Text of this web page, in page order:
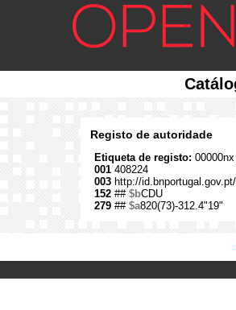
Registo de autoridade
Etiqueta de registo:
001 408224
003 http://
152 ## $bCDU
279 ## $a820(73)-312.4"19"